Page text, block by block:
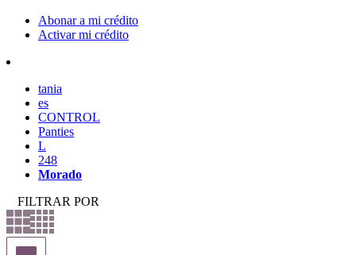
Abonar a mi crédito
Activar mi crédito
tania
es
CONTROL
Panties
L
248
Morado
FILTRAR POR